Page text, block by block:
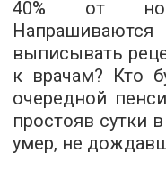
40% от
выписывать
к врачам? Кто
очередной
простояв сутки
умер, не